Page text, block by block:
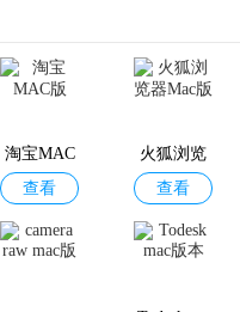
淘宝MAC
版
查看
火狐浏览
器Mac版
查看